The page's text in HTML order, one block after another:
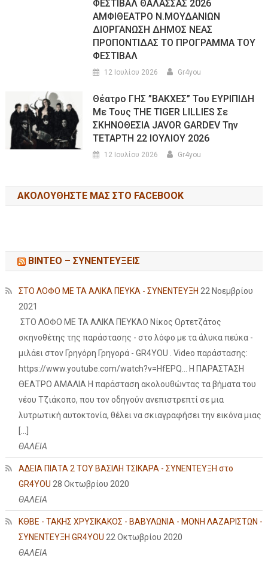
ΦΕΣΤΙΒΑΛ ΘΑΛΑΣΣΑΣ 2026
ΑΜΦΙΘΕΑΤΡΟ Ν.ΜΟΥΔΑΝΙΩΝ
ΔΙΟΡΓΑΝΩΣΗ ΔΗΜΟΣ ΝΕΑΣ
ΠΡΟΠΟΝΤΙΔΑΣ ΤΟ ΠΡΟΓΡΑΜΜΑ ΤΟΥ
ΦΕΣΤΙΒΑΛ
12 Ιουλίου 2026 Gr4you
Θέατρο ΓΗΣ ”ΒΑΚΧΕΣ” Του ΕΥΡΙΠΙΔΗ
Με Τους THE TIGER LILLIES Σε
ΣΚΗΝΟΘΕΣΙΑ JAVOR GARDEV Την
ΤΕΤΑΡΤΗ 22 ΙΟΥΛΙΟΥ 2026
12 Ιουλίου 2026 Gr4you
ΑΚΟΛΟΥΘΉΣΤΕ ΜΑΣ ΣΤΟ FACEBOOK
ΒΙΝΤΕΟ – ΣΥΝΕΝΤΕΥΞΕΙΣ
ΣΤΟ ΛΟΦΟ ΜΕ ΤΑ ΑΛΙΚΑ ΠΕΥΚΑ - ΣΥΝΕΝΤΕΥΞΗ 22 Νοεμβρίου
2021
ΣΤΟ ΛΟΦΟ ΜΕ ΤΑ ΑΛΙΚΑ ΠΕΥΚΑΟ Νίκος Ορτετζάτος
σκηνοθέτης της παράστασης - στο λόφο με τα άλυκα πεύκα -
μιλάει στον Γρηγόρη Γρηγορά - GR4YOU . Video παράστασης:
https://www.youtube.com/watch?v=HfEPQ... Η ΠΑΡΑΣΤΑΣΗ
ΘΕΑΤΡΟ ΑΜΑΛΙΑ Η παράσταση ακολουθώντας τα βήματα του
νέου Τζιάκοπο, που τον οδηγούν ανεπιστρεπτί σε μια
λυτρωτική αυτοκτονία, θέλει να σκιαγραφήσει την εικόνα μιας
ΘΑΛΕΙΑ
ΑΔΕΙΑ ΠΙΑΤΑ 2 ΤΟΥ ΒΑΣΙΛΗ ΤΣΙΚΑΡΑ - ΣΥΝΕΝΤΕΥΞΗ στο
GR4YOU 28 Οκτωβρίου 2020
ΘΑΛΕΙΑ
ΚΘΒΕ - ΤΑΚΗΣ ΧΡΥΣΙΚΑΚΟΣ - ΒΑΒΥΛΩΝΙΑ - ΜΟΝΗ ΛΑΖΑΡΙΣΤΩΝ -
ΣΥΝΕΝΤΕΥΞΗ GR4YOU 22 Οκτωβρίου 2020
ΘΑΛΕΙΑ